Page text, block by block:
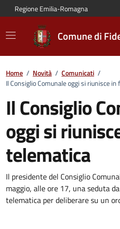
Vai al contenuto principale
Vai alla navigazione del sito
Vai al piede di pagina
Regione Emilia-Romagna
Comune di
Home / Novità / Comunicati /
Il Consiglio Comunale oggi si riunisce
Il Consiglio
oggi si
telematica
Dettagli del
Il presidente del Consiglio
maggio, alle ore 17, una seduta
telematica per deliberare su un